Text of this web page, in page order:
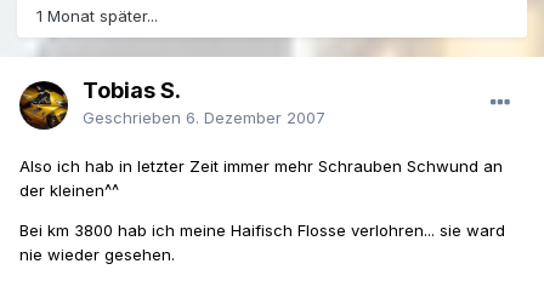
1 Monat später...
Tobias S.
Geschrieben 6. Dezember 2007
Also ich hab in letzter Zeit immer mehr Schrauben Schwund an
der kleinen^^
Bei km 3800 hab ich meine Haifisch Flosse verlohren... sie ward
nie wieder gesehen.